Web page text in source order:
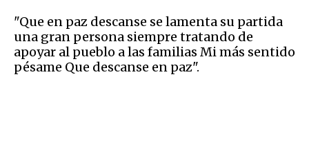
"Que en paz descanse se lamenta su partida
una gran persona siempre tratando de
apoyar al pueblo a las familias Mi más sentido
pésame Que descanse en paz".